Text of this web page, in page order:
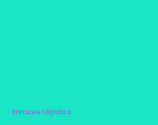
Enlaces rápidos